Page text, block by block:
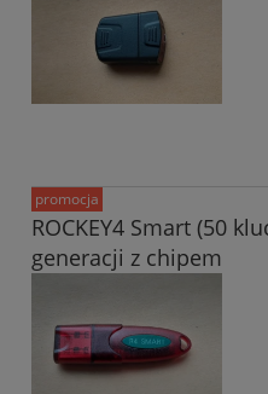
ROCKEY4 Smart (50
generacji z chipem
promocja